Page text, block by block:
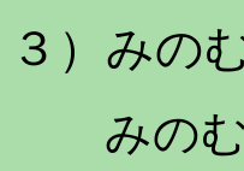
３）みの
みのむ